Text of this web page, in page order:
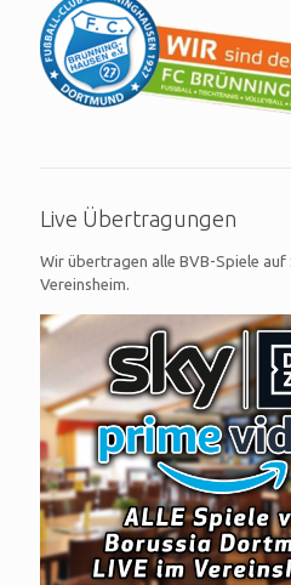
Live Übertragungen
Wir übertragen alle BVB-Spiele auf
Vereinsheim.